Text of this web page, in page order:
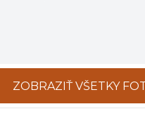
ZOBRAZIŤ VŠETKY